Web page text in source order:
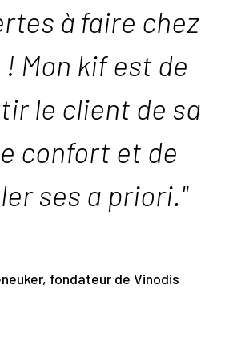
à faire chez
Mon kif est de
le client de sa
confort et de
ses a priori."
fondateur de Vinodis